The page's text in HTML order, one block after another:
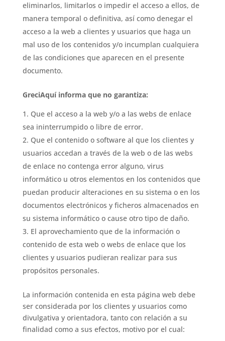
eliminarlos, limitarlos o impedir el acceso a ellos, de
manera temporal o definitiva, así como denegar el
acceso a la web a clientes y usuarios que haga un
mal uso de los contenidos y/o incumplan cualquiera
de las condiciones que aparecen en el presente
documento.
GreciAquí informa que no garantiza:
Que el acceso a la web y/o a las webs de enlace
sea ininterrumpido o libre de error.
Que el contenido o software al que los clientes y
usuarios accedan a través de la web o de las webs
de enlace no contenga error alguno, virus
informático u otros elementos en los contenidos que
puedan producir alteraciones en su sistema o en los
documentos electrónicos y ficheros almacenados en
su sistema informático o cause otro tipo de daño.
El aprovechamiento que de la información o
contenido de esta web o webs de enlace que los
clientes y usuarios pudieran realizar para sus
propósitos personales.
La información contenida en esta página web debe
ser considerada por los clientes y usuarios como
divulgativa y orientadora, tanto con relación a su
finalidad como a sus efectos, motivo por el cual: